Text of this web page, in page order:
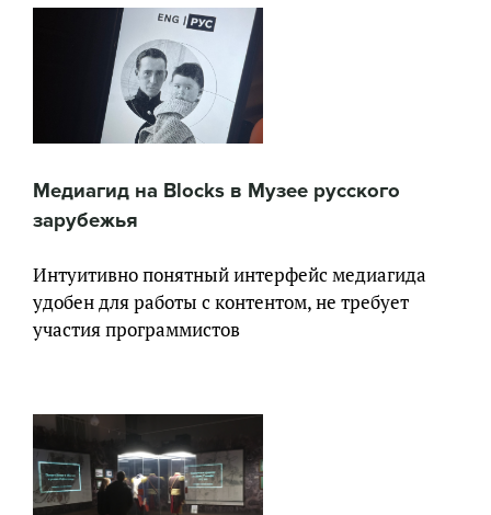
Медиагид на Blocks в Музее русского
зарубежья
Интуитивно понятный интерфейс медиагида
удобен для работы с контентом, не требует
участия программистов